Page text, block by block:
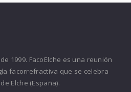
1999. FacoElche es una reunión
facorrefractiva que se celebra
Elche (España).